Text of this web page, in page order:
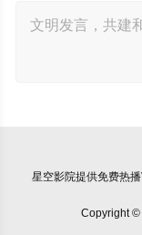
星空影院提供免费热
Copyright ©